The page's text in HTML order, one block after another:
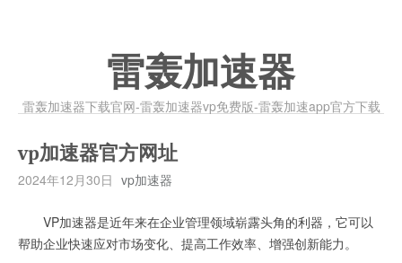
雷轰加速器
雷轰加速器下载官网-雷轰加速器vp免费版-雷轰加速app官方下载
vp加速器官方网址
2024年12月30日 vp加速器
VP加速器是近年来在企业管理领域崭露头角的利器，它可以
帮助企业快速应对市场变化、提高工作效率、增强创新能力。